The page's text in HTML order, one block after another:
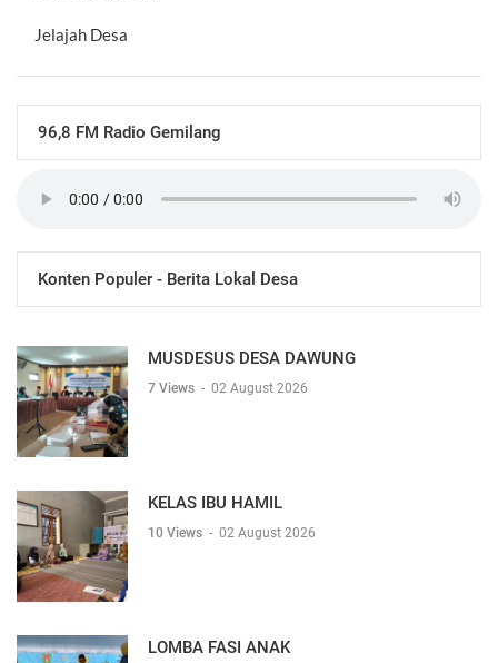
Jelajah Desa
96,8 FM Radio Gemilang
Konten Populer - Berita Lokal Desa
MUSDESUS DESA DAWUNG
7 Views - 02 August 2026
KELAS IBU HAMIL
10 Views - 02 August 2026
LOMBA FASI ANAK